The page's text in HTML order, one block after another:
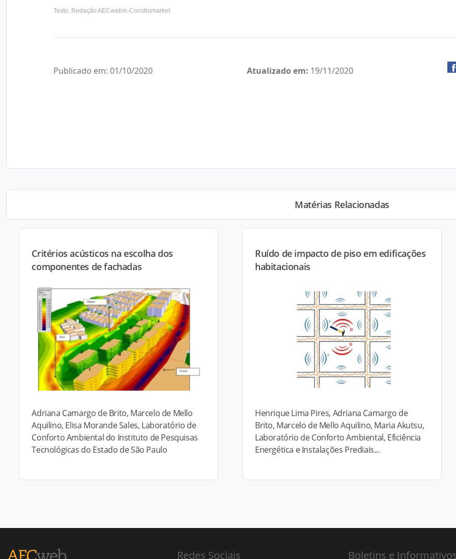
Texto: Redação AECweb/e-Construmarket
Publicado em: 01/10/2020 Atualizado em: 19/11/2020
Matérias Relacionadas
Critérios acústicos na escolha dos
componentes de fachadas
Adriana Camargo de Brito, Marcelo de Mello
Aquilino, Elisa Morande Sales, Laboratório de
Conforto Ambiental do Instituto de Pesquisas
Tecnológicas do Estado de São Paulo
Ruído de impacto de piso em edificações
habitacionais
Henrique Lima Pires, Adriana Camargo de
Brito, Marcelo de Mello Aquilino, Maria Akutsu,
Laboratório de Conforto Ambiental, Eficiência
Energética e Instalações Prediais...
Redes Sociais Boletins e